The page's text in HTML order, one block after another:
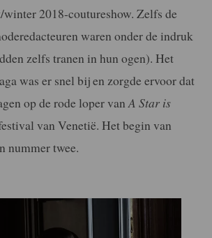
winter 2018-coutureshow. Zelfs de
waren onder de indruk
zelfs tranen in hun ogen). Het
was er snel bij en zorgde ervoor dat
op de rode loper van A Star is
van Venetië. Het begin van
nummer twee.